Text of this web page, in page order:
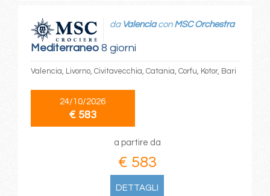
Mediterraneo8 giorni
da Valenciacon MSC Orchestra
Valencia, Livorno, Civitavecchia, Catania, Corfu, Kotor, Bari
24/10/2026
€ 583
a partire da
€ 583
DETTAGLI